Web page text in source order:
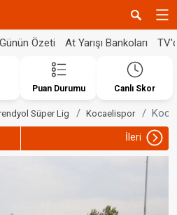
Günün Özeti At Yarışı Bankoları
Puan Durumu Canlı Skor
Süper Lig Kocaelispor
İleri